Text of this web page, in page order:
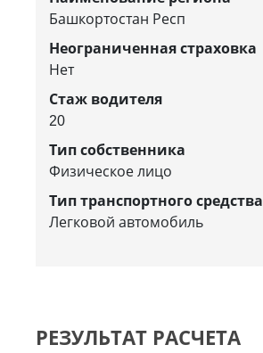
Башкортостан Респ
Неограниченная страховка
Нет
Стаж водителя
20
Тип собственника
Физическое лицо
Тип транспортного средства
Легковой автомобиль
РЕЗУЛЬТАТ РАСЧЕТА